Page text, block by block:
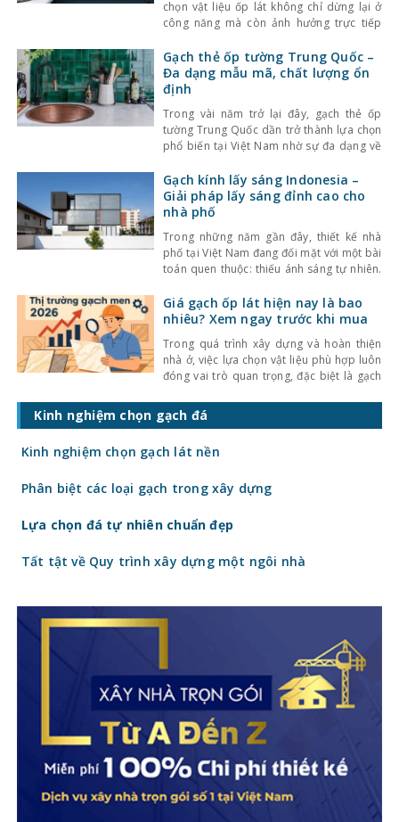
chọn vật liệu ốp lát không chỉ dừng lại ở
công năng mà còn ảnh hưởng trực tiếp
Một trong những lựa chọn nổi bật gần đây
là gạch thẻ men rạn – dòng gạch ốp lát
Gạch thẻ ốp tường Trung Quốc –
Đa dạng mẫu mã, chất lượng ổn
định
Trong vài năm trở lại đây, gạch thẻ ốp
tường Trung Quốc dần trở thành lựa chọn
phổ biến tại Việt Nam nhờ sự đa dạng về
Bên cạnh đó, chất lượng sản phẩm cũng
không ngừng được cải thiện, đáp ứng tốt
nhu cầu sử
Gạch kính lấy sáng Indonesia –
Giải pháp lấy sáng đỉnh cao cho
nhà phố
Trong những năm gần đây, thiết kế nhà
phố tại Việt Nam đang đối mặt với một bài
toán quen thuộc: thiếu ánh sáng tự nhiên.
che chắn bởi các công trình xung quanh,
khiến không gian trở nên bí bách và phụ
Giá gạch ốp lát hiện nay là bao
nhiêu? Xem ngay trước khi mua
Trong quá trình xây dựng và hoàn thiện
nhà ở, việc lựa chọn vật liệu phù hợp luôn
đóng vai trò quan trọng, đặc biệt là gạch
giá gạch ốp lát hiện nay còn quyết định
trực tiếp đến tổng chi phí công trình. Vậy
Kinh nghiệm chọn gạch đá
Kinh nghiệm chọn gạch lát nền
Phân biệt các loại gạch trong xây dựng
Lựa chọn đá tự nhiên chuẩn đẹp
Tất tật về Quy trình xây dựng một ngôi nhà